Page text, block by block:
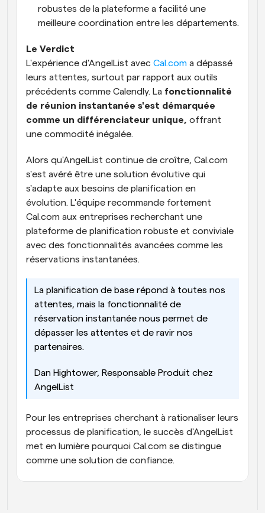
robustes de la plateforme a facilité une
meilleure coordination entre les départements.
Le Verdict
L'expérience d'AngelList avec Cal.com a dépassé
leurs attentes, surtout par rapport aux outils
précédents comme Calendly. La fonctionnalité
de réunion instantanée s'est démarquée
comme un différenciateur unique, offrant
une commodité inégalée.
Alors qu'AngelList continue de croître, Cal.com
s'est avéré être une solution évolutive qui
s'adapte aux besoins de planification en
évolution. L'équipe recommande fortement
Cal.com aux entreprises recherchant une
plateforme de planification robuste et conviviale
avec des fonctionnalités avancées comme les
réservations instantanées.
La planification de base répond à toutes nos
attentes, mais la fonctionnalité de
réservation instantanée nous permet de
dépasser les attentes et de ravir nos
partenaires.
Dan Hightower, Responsable Produit chez
AngelList
Pour les entreprises cherchant à rationaliser leurs
processus de planification, le succès d'AngelList
met en lumière pourquoi Cal.com se distingue
comme une solution de confiance.